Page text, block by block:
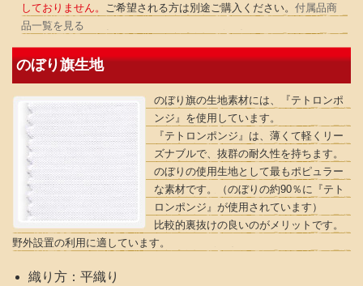
しておりません。
ご希望される方は別途ご購入ください。 付属品商
品一覧を見る
のぼり旗生地
のぼり旗の生地素材には、『テトロンポ
ンジ』を使用しています。
『テトロンポンジ』は、薄くて軽くリー
ズナブルで、抜群の耐久性を持ちます。
のぼりの使用生地として最もポピュラー
な素材です。（のぼりの約90％に『テト
ロンポンジ』が使用されています）
比較的裏抜けの良いのがメリットです。
野外設置の利用に適しています。
織り方：平織り